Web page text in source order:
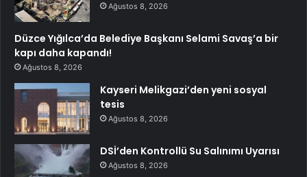
Ağustos 8, 2026
Düzce Yığılca’da Belediye Başkanı Selami Savaş’a bir
kapı daha kapandı!
Ağustos 8, 2026
Kayseri Melikgazi’den yeni sosyal
tesis
Ağustos 8, 2026
DSİ’den Kontrollü Su Salınımı Uyarısı
Ağustos 8, 2026